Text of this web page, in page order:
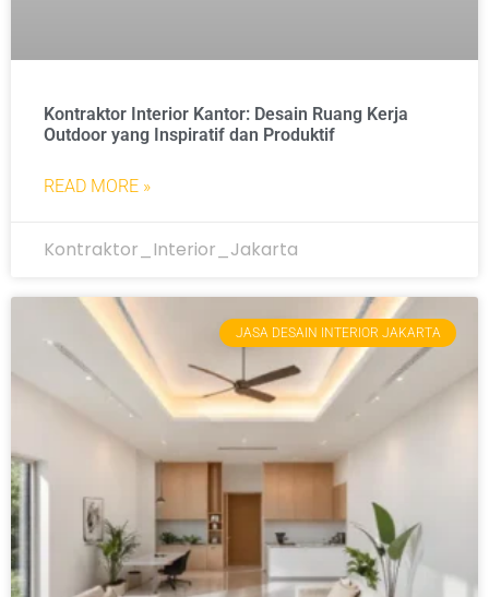
Kontraktor Interior Kantor: Desain Ruang Kerja
Outdoor yang Inspiratif dan Produktif
READ MORE »
Kontraktor_Interior_Jakarta
JASA DESAIN INTERIOR JAKARTA